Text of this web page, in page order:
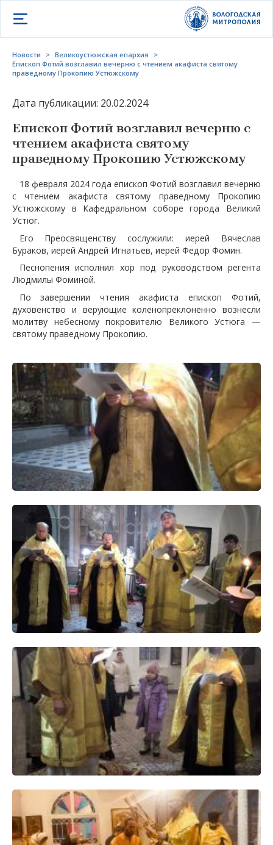
Открыть меню
Новости > Великоустюжская епархия
>
Епископ Фотий возглавил вечерню с чтением акафиста святому
праведному Прокопию Устюжскому
Дата публикации: 20.02.2024
Епископ Фотий возглавил вечерню с
чтением акафиста святому
праведному Прокопию Устюжскому
18 февраля 2024 года епископ Фотий возглавил вечерню
с чтением акафиста святому праведному Прокопию
Устюжскому в Кафедральном соборе города Великий
Устюг.
Его Преосвященству сослужили: иерей Вячеслав
Бураков, иерей Андрей Игнатьев, иерей Федор Фомин.
Песнопения исполнил хор под руководством регента
Людмилы Фоминой.
По завершении чтения акафиста епископ Фотий,
духовенство и верующие коленопреклоненно вознесли
молитву небесному покровителю Великого Устюга —
святому праведному Прокопию.